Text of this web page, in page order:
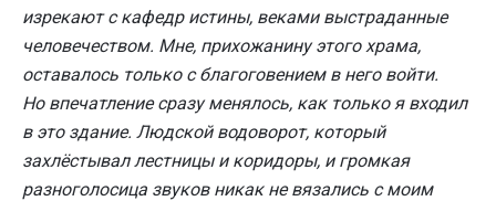
изрекают с кафедр истины, веками выстраданные
человечеством. Мне, прихожанину этого храма,
оставалось только с благоговением в него войти.
Но впечатление сразу менялось, как только я входил
в это здание. Людской водоворот, который
захлёстывал лестницы и коридоры, и громкая
разноголосица звуков никак не вязались с моим